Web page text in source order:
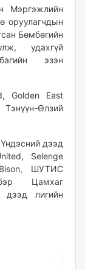
Мэргэжлийн
оруулагчдын
Бөмбөгийн
удахгүй
эзэн
Golden East
Өлзий
дээд
Selenge
ШУТИС
Цамхаг
дээд лигийн